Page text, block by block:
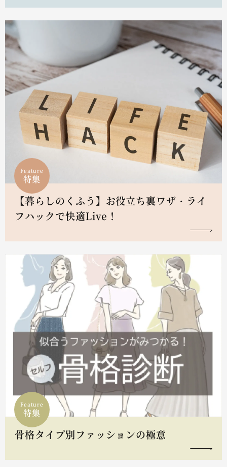
Feature
特集
【暮らしのくふう】お役立ち裏ワザ・ライ
フハックで快適Live！
Feature
特集
骨格タイプ別ファッションの極意